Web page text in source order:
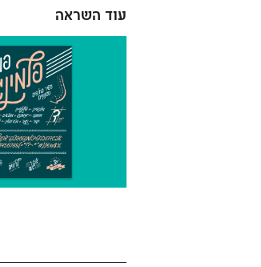
עוד השראה